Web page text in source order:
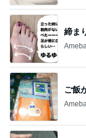
締ま
ご飯